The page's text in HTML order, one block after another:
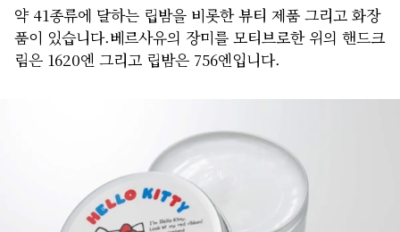
약 41종류에 달하는 립밤을 비롯한 뷰티 제품 그리고 화장
품이 있습니다.베르사유의 장미를 모티브로한 위의 핸드크
림은 1620엔 그리고 립밤은 756엔입니다.